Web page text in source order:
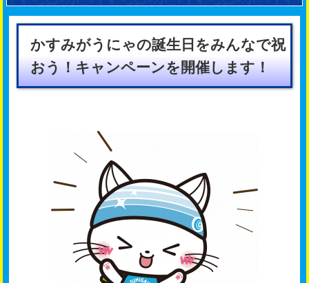
かすみがうにゃの誕生日をみんなで祝
おう！キャンペーンを開催します！